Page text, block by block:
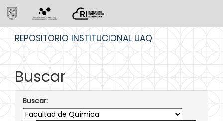
REPOSITORIO INSTITUCIONAL UAQ
Buscar
Buscar: